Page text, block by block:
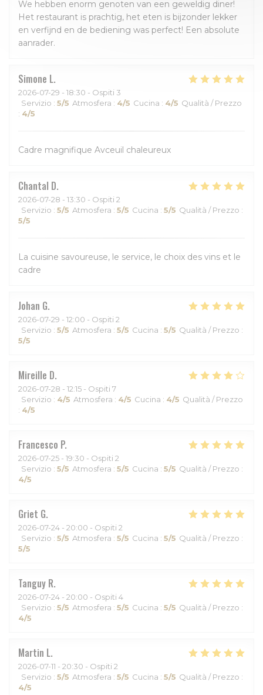
We hebben enorm genoten van een geweldig diner!
Het restaurant is prachtig, het eten is bijzonder lekker
en verfijnd en de bediening was perfect! Een absolute
aanrader.
Simone L
2026-07-29 - 18:30 - Ospiti 3
Servizio : 5/5 Atmosfera : 4/5 Cucina : 4/5 Qualità / Prezzo
: 4/5
Cadre magnifique Avceuil chaleureux
Chantal D
2026-07-28 - 13:30 - Ospiti 2
Servizio : 5/5 Atmosfera : 5/5 Cucina : 5/5 Qualità / Prezzo :
5/5
La cuisine savoureuse, le service, le choix des vins et le
cadre
Johan G
2026-07-29 - 12:00 - Ospiti 2
Servizio : 5/5 Atmosfera : 5/5 Cucina : 5/5 Qualità / Prezzo :
5/5
Mireille D
2026-07-28 - 12:15 - Ospiti 7
Servizio : 4/5 Atmosfera : 4/5 Cucina : 4/5 Qualità / Prezzo
: 4/5
Francesco P
2026-07-25 - 19:30 - Ospiti 2
Servizio : 5/5 Atmosfera : 5/5 Cucina : 5/5 Qualità / Prezzo :
4/5
Griet G
2026-07-24 - 20:00 - Ospiti 2
Servizio : 5/5 Atmosfera : 5/5 Cucina : 5/5 Qualità / Prezzo :
5/5
Tanguy R
2026-07-24 - 20:00 - Ospiti 4
Servizio : 5/5 Atmosfera : 5/5 Cucina : 5/5 Qualità / Prezzo :
4/5
Martin L
2026-07-11 - 20:30 - Ospiti 2
Servizio : 5/5 Atmosfera : 5/5 Cucina : 5/5 Qualità / Prezzo :
4/5